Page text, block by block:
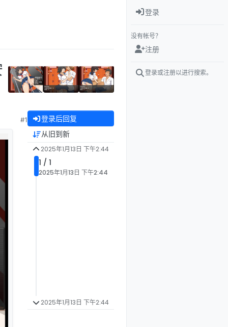
#1 登录后回复
从旧到新
2025年1月13日 下午2:44
1 / 1
2025年1月13日 下午2:44
2025年1月13日 下午2:44
登录
没有帐号？
注册
登录或注册以进行搜索。